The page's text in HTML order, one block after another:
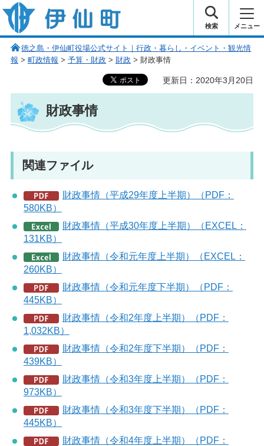
伊仙町 健康・長寿と子宝の町
検索 メニュー
徳之島・伊仙町役場公式サイト｜行政・暮らし・イベント・観光情
報 > 町政情報 > 予算・財政 > 財政 > 財政事情
更新日：2020年3月20日
財政事情
関連ファイル
財政事情（平成29年度上半期）（PDF：
580KB）
財政事情（平成30年度上半期）（EXCEL：
131KB）
財政事情（令和元年度上半期）（EXCEL：
260KB）
財政事情（令和元年度下半期）（PDF：
445KB）
財政事情（令和2年度上半期）（PDF：
1,032KB）
財政事情（令和2年度下半期）（PDF：
439KB）
財政事情（令和3年度上半期）（PDF：
973KB）
財政事情（令和3年度下半期）（PDF：
445KB）
財政事情（令和4年度上半期）（PDF：